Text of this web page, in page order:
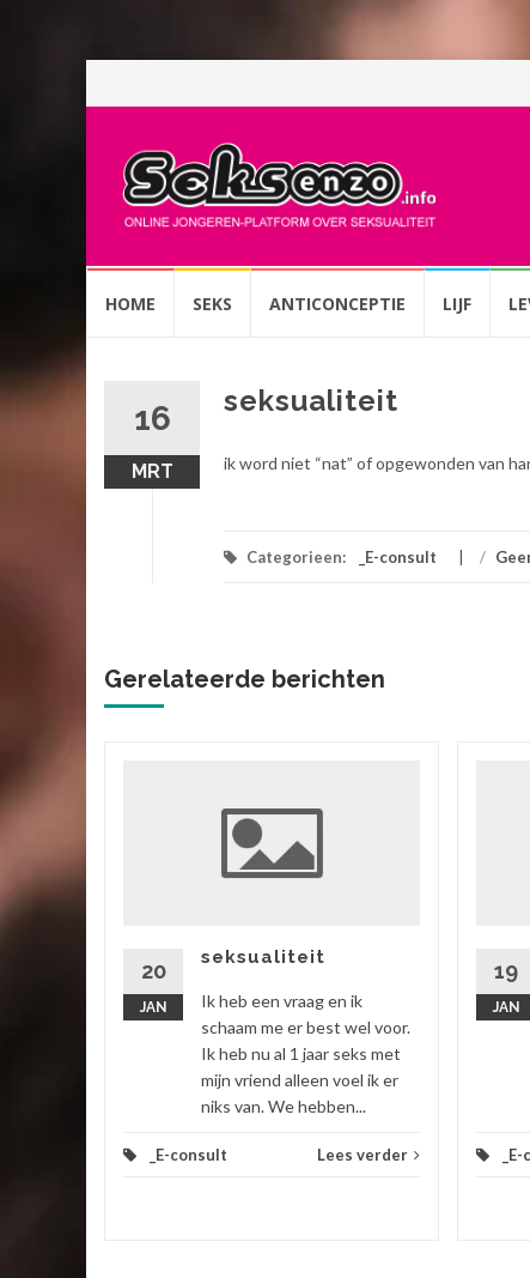
naarHOME SEKS ANTICONCEPTIE LIJF
16
MRT
seksualiteit
ik word niet “nat” of opgewonden van
Categorieen: _E-consult /
Gerelateerde berichten
20
JAN
seksualiteit
Ik heb een vraag en ik
schaam me er best wel voor.
Ik heb nu al 1 jaar seks met
mijn vriend alleen voel ik er
niks van. We hebben...
_E-consult Lees verder
19
JAN